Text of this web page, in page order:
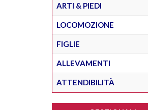
ARTI & PIEDI
LOCOMOZIONE
FIGLIE
ALLEVAMENTI
ATTENDIBILITÀ